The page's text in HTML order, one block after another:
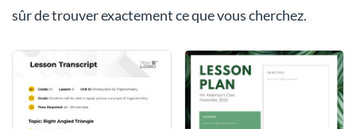
sûr de trouver exactement ce que vous cherchez.